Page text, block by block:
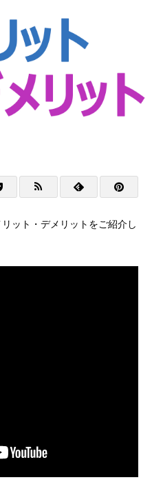
ット・デメリットをご紹介し